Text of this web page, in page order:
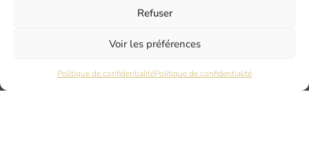
Refuser
Voir les préférences
Politique de confidentialitéPolitique de confidentialité
NANTES
45 rue Maréchal Joffre
44000 Nantes